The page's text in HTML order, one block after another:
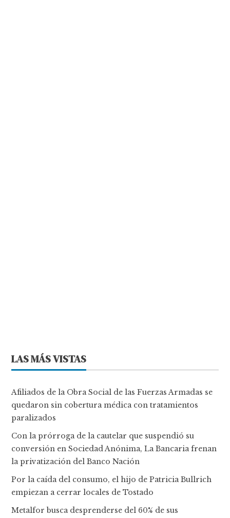
LAS MÁS VISTAS
Afiliados de la Obra Social de las Fuerzas Armadas se
quedaron sin cobertura médica con tratamientos
paralizados
Con la prórroga de la cautelar que suspendió su
conversión en Sociedad Anónima, La Bancaria frenan
la privatización del Banco Nación
Por la caída del consumo, el hijo de Patricia Bullrich
empiezan a cerrar locales de Tostado
Metalfor busca desprenderse del 60% de sus